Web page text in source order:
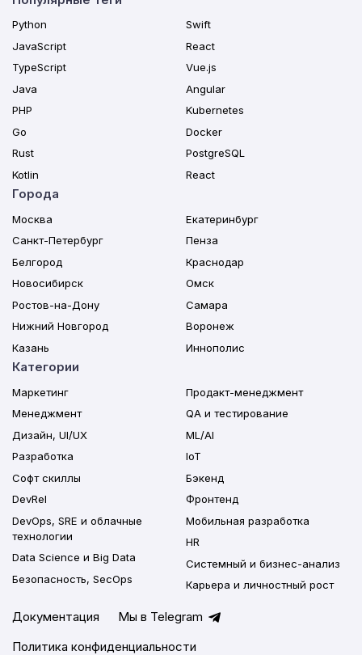
Python
JavaScript
TypeScript
Java
PHP
Go
Rust
Kotlin
Swift
React
Vue.js
Angular
Kubernetes
Docker
PostgreSQL
React
Города
Москва
Санкт-Петербург
Белгород
Новосибирск
Ростов-на-Дону
Нижний Новгород
Казань
Екатеринбург
Пенза
Краснодар
Омск
Самара
Воронеж
Иннополис
Категории
Маркетинг
Менеджмент
Дизайн, UI/UX
Разработка
Софт скиллы
DevRel
DevOps, SRE и облачные
технологии
Data Science и Big Data
Безопасность, SecOps
Продакт-менеджмент
QA и тестирование
ML/AI
IoT
Бэкенд
Фронтенд
Мобильная разработка
HR
Системный и бизнес-анализ
Карьера и личностный рост
Документация
Мы в Telegram
Политика конфиденциальности